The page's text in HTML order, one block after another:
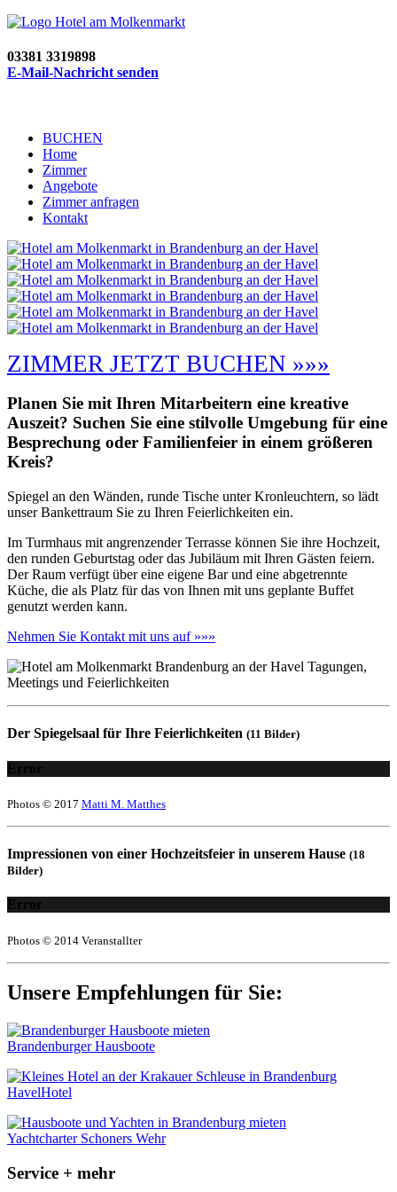
03381 3319898
E-Mail-Nachricht senden
BUCHEN
Home
Zimmer
Angebote
Zimmer anfragen
Kontakt
ZIMMER JETZT BUCHEN »»»
Planen Sie mit Ihren Mitarbeitern eine kreative
Auszeit? Suchen Sie eine stilvolle Umgebung für eine
Besprechung oder Familienfeier in einem größeren
Kreis?
Spiegel an den Wänden, runde Tische unter Kronleuchtern, so lädt
unser Bankettraum Sie zu Ihren Feierlichkeiten ein.
Im Turmhaus mit angrenzender Terrasse können Sie ihre Hochzeit,
den runden Geburtstag oder das Jubiläum mit Ihren Gästen feiern.
Der Raum verfügt über eine eigene Bar und eine abgetrennte
Küche, die als Platz für das von Ihnen mit uns geplante Buffet
genutzt werden kann.
Nehmen Sie Kontakt mit uns auf »»»
Der Spiegelsaal für Ihre Feierlichkeiten (11 Bilder)
Error
Photos © 2017 Matti M. Matthes
Impressionen von einer Hochzeitsfeier in unserem Hause (18
Bilder)
Error
Photos © 2014 Veranstallter
Unsere Empfehlungen für Sie:
Brandenburger Hausboote
HavelHotel
Yachtcharter Schoners Wehr
Service + mehr